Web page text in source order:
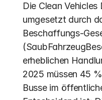
Die Clean
umgesetzt durch
Beschaffungs-
erheblichen
2025 müssen 45
Busse im